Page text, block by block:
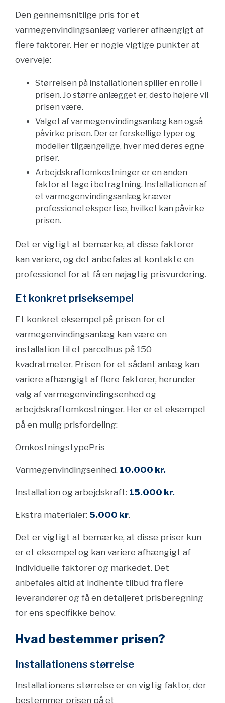
Den gennemsnitlige pris for et
varmegenvindingsanlæg varierer afhængigt af
flere faktorer. Her er nogle vigtige punkter at
overveje:
Størrelsen på installationen spiller en rolle i
prisen. Jo større anlægget er, desto højere vil
prisen være.
Valget af varmegenvindingsanlæg kan også
påvirke prisen. Der er forskellige typer og
modeller tilgængelige, hver med deres egne
priser.
Arbejdskraftomkostninger er en anden
faktor at tage i betragtning. Installationen af
et varmegenvindingsanlæg kræver
professionel ekspertise, hvilket kan påvirke
prisen.
Det er vigtigt at bemærke, at disse faktorer
kan variere, og det anbefales at kontakte en
professionel for at få en nøjagtig prisvurdering.
Et konkret priseksempel
Et konkret eksempel på prisen for et
varmegenvindingsanlæg kan være en
installation til et parcelhus på 150
kvadratmeter. Prisen for et sådant anlæg kan
variere afhængigt af flere faktorer, herunder
valg af varmegenvindingsenhed og
arbejdskraftomkostninger. Her er et eksempel
på en mulig prisfordeling:
OmkostningstypePris
Varmegenvindingsenhed. 10.000 kr.
Installation og arbejdskraft: 15.000 kr.
Ekstra materialer: 5.000 kr.
Det er vigtigt at bemærke, at disse priser kun
er et eksempel og kan variere afhængigt af
individuelle faktorer og markedet. Det
anbefales altid at indhente tilbud fra flere
leverandører og få en detaljeret prisberegning
for ens specifikke behov.
Hvad bestemmer prisen?
Installationens størrelse
Installationens størrelse er en vigtig faktor, der
bestemmer prisen på et